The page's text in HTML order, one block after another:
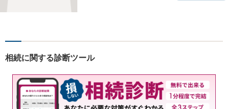
相続に関する診断ツール